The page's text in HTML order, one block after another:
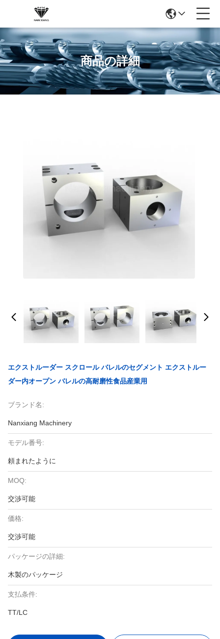
商品の詳細
エクストルーダー スクロール バレルのセグメント エクストルー
ダー内オープン バレルの高耐磨性食品産業用
ブランド名:
Nanxiang Machinery
モデル番号:
頼まれたように
MOQ:
交渉可能
価格:
交渉可能
パッケージの詳細:
木製のパッケージ
支払条件:
TT/LC